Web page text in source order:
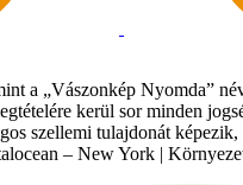
a „Vászonkép Nyomda”
kerül sor minden
szellemi tulajdonát
– New York |